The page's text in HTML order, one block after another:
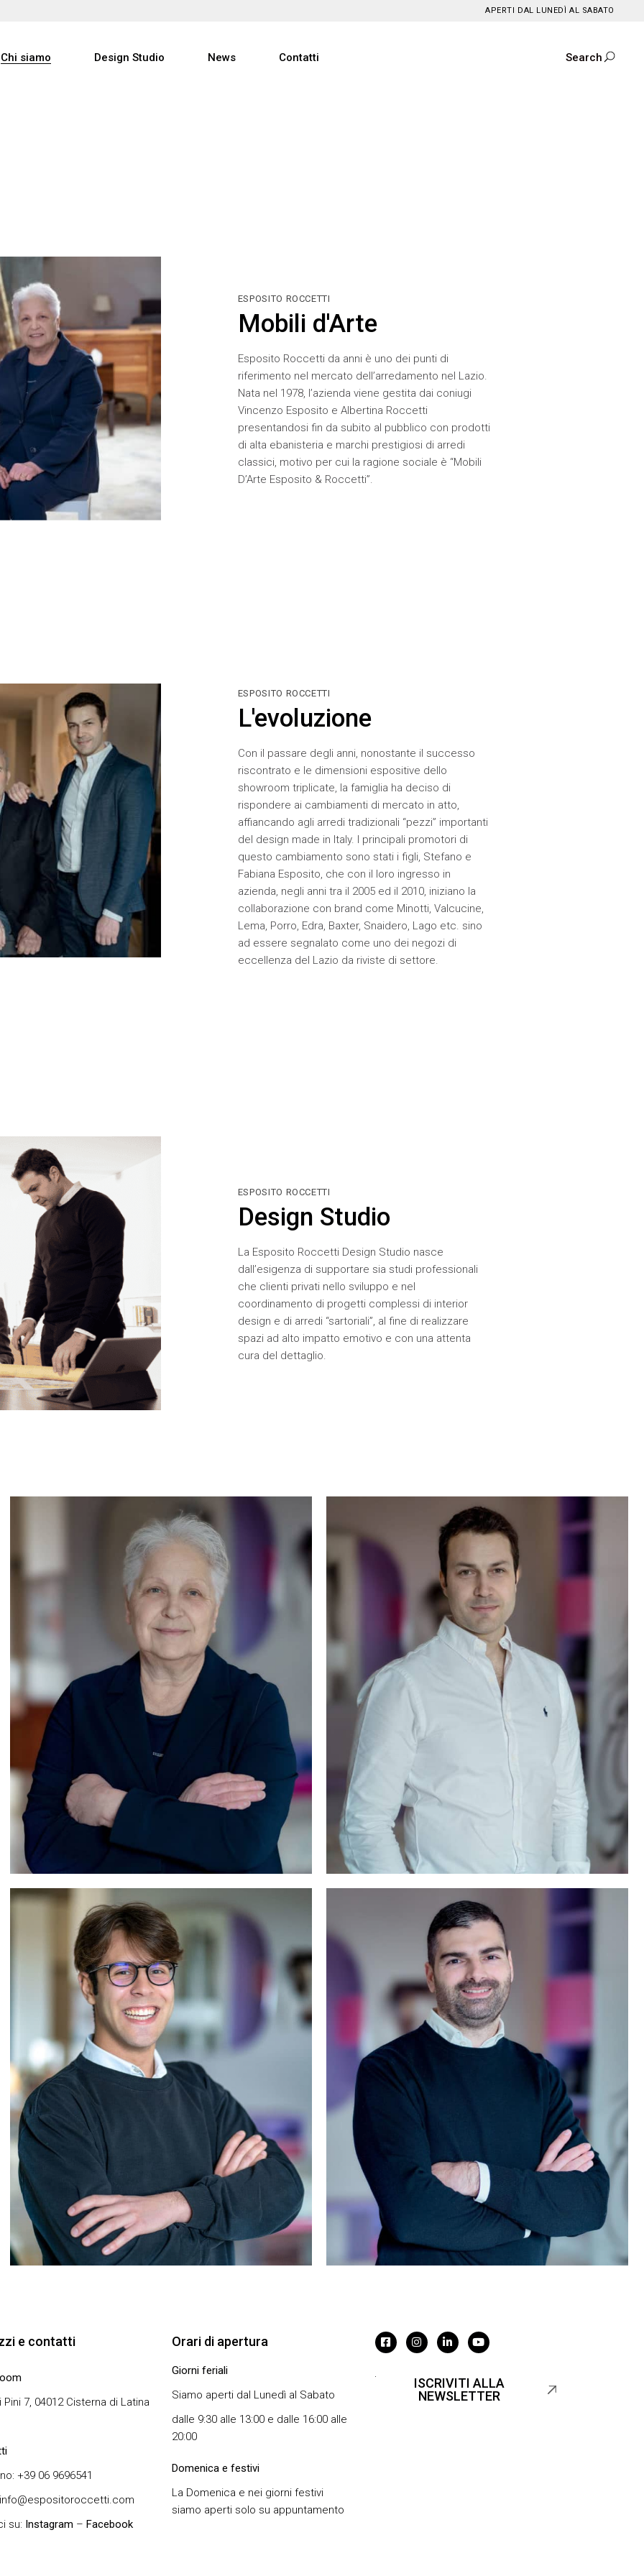
APERTI DAL LUNEDÌ AL SABATO
Chi siamo Design Studio News Contatti Search
Progetti
ESPOSITO ROCCETTI
Mobili d'Arte
Esposito Roccetti da anni è uno dei punti di
riferimento nel mercato dell’arredamento nel Lazio.
Nata nel 1978, l’azienda viene gestita dai coniugi
Vincenzo Esposito e Albertina Roccetti
presentandosi fin da subito al pubblico con prodotti
di alta ebanisteria e marchi prestigiosi di arredi
classici, motivo per cui la ragione sociale è “Mobili
D’Arte Esposito & Roccetti”.
ESPOSITO ROCCETTI
L'evoluzione
Con il passare degli anni, nonostante il successo
riscontrato e le dimensioni espositive dello
showroom triplicate, la famiglia ha deciso di
rispondere ai cambiamenti di mercato in atto,
affiancando agli arredi tradizionali “pezzi” importanti
del design made in Italy. I principali promotori di
questo cambiamento sono stati i figli, Stefano e
Fabiana Esposito, che con il loro ingresso in
azienda, negli anni tra il 2005 ed il 2010, iniziano la
collaborazione con brand come Minotti, Valcucine,
Lema, Porro, Edra, Baxter, Snaidero, Lago etc. sino
ad essere segnalato come uno dei negozi di
eccellenza del Lazio da riviste di settore.
ESPOSITO ROCCETTI
Design Studio
La Esposito Roccetti Design Studio nasce
dall’esigenza di supportare sia studi professionali
che clienti privati nello sviluppo e nel
coordinamento di progetti complessi di interior
design e di arredi “sartoriali”, al fine di realizzare
spazi ad alto impatto emotivo e con una attenta
cura del dettaglio.
e contatti
Pini 7, 04012 Cisterna di Latina
+39 06 9696541
info@espositoroccetti.com
su: Instagram – Facebook
Orari di apertura
Giorni feriali
Siamo aperti dal Lunedì al Sabato
dalle 9:30 alle 13:00 e dalle 16:00 alle
20:00
Domenica e festivi
La Domenica e nei giorni festivi
siamo aperti solo su appuntamento
ISCRIVITI ALLA
NEWSLETTER